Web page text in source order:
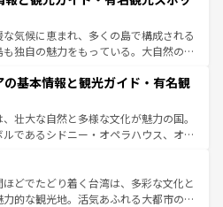
刺激的なスポットだ。一方、アメリカ
がり、グランドキャニオンやイエロー
といった絶景が堪能できる。さらに、南
はアメリカの各地域で異なる魅力を楽
様性と豊かな歴史を感じることができ
ードトリップや列車の旅も、アメリカ
ルだ。 なお、新着のアメリカ
一覧 を参照してほしい。
気候に恵まれ、多くの島で構成される
独自の魅力をもっている。大自然の神
。また、定番の観光地といえばオアフ
を求めるならマウイ島やカウアイ島が
ドグリーンに輝く海をはじめ、豊かな
ている。「アロハスピリット」と呼ば
カルフードやハワイアンミュージッ
ンスなど、すべてがハワイの魅力を彩
びに新しい発見と感動が待っているハ
の基本情報と観光ガイド・有名観
壮大な自然と多様な文化が魅力の国。
であるシドニー・オペラハウス、オー
央部にそびえるウルル（エアーズロッ
美しい原生林やケアンズの熱帯雨林な
さん。また、カフェやワイン、オージ
どでたどり着く台湾は、多彩な文化と
的な観光地。活気あふれる大都市の台